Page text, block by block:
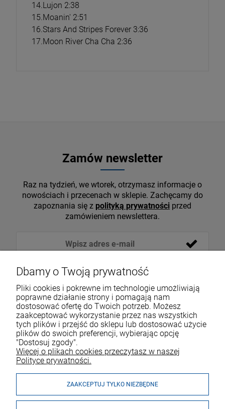
14.Lujon 2:38
15.Moanin' 2:51
16.Stars And Stripes Forever 3:36
17.Moon River Cha Cha 2:36
Zamów newsletter
Raz na tydzień, we wtorek, otrzymasz informacje o
nowościach i przecenach w sklepie. Zachęcamy do
zapoznania się z polityką prywatności przed
zamówieniem newslettera.
VOICESHOP.PL
ZAKUPY
Dbamy o Twoją prywatność
Pliki cookies i pokrewne im technologie umożliwiają
poprawne działanie strony i pomagają nam
dostosować ofertę do Twoich potrzeb. Możesz
zaakceptować wykorzystanie przez nas wszystkich
tych plików i przejść do sklepu lub dostosować użycie
plików do swoich preferencji, wybierając opcję
"Dostosuj zgody".
Więcej o plikach cookies przeczytasz w naszej
Polityce prywatności.
ZAAKCEPTUJ TYLKO NIEZBĘDNE